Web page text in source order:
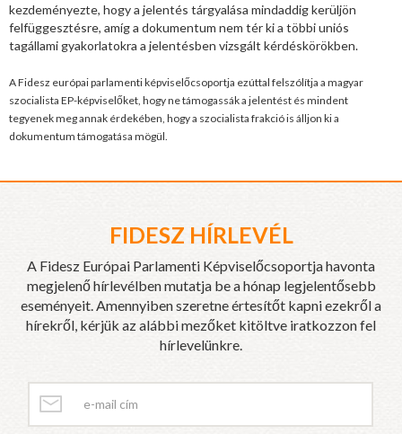
kezdeményezte, hogy a jelentés tárgyalása mindaddig kerüljön
felfüggesztésre, amíg a dokumentum nem tér ki a többi uniós
tagállami gyakorlatokra a jelentésben vizsgált kérdéskörökben.
A Fidesz európai parlamenti képviselőcsoportja ezúttal felszólítja a magyar
szocialista EP-képviselőket, hogy ne támogassák a jelentést és mindent
tegyenek meg annak érdekében, hogy a szocialista frakció is álljon ki a
dokumentum támogatása mögül.
FIDESZ HÍRLEVÉL
A Fidesz Európai Parlamenti Képviselőcsoportja havonta
megjelenő hírlevélben mutatja be a hónap legjelentősebb
eseményeit. Amennyiben szeretne értesítőt kapni ezekről a
hírekről, kérjük az alábbi mezőket kitöltve iratkozzon fel
hírlevelünkre.